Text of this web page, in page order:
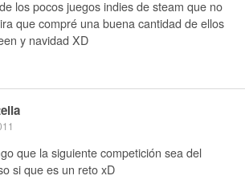
los pocos juegos indies de steam que no
que compré una buena cantidad de ellos
y navidad XD
que la siguiente competición sea del
si que es un reto xD